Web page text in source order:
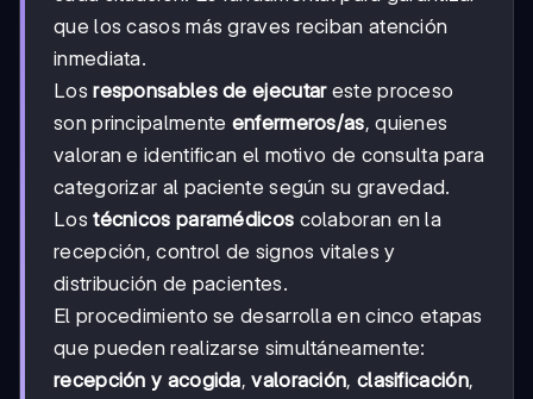
que los casos más graves reciban atención
inmediata.
Losresponsables de ejecutareste proceso
son principalmente enfermeros/as, quienes
valoran e identifican el motivo de consulta para
categorizar al paciente según su gravedad.
Lostécnicos paramédicos colaboran en la
recepción, control de signos vitales y
distribución de pacientes.
El procedimiento se desarrolla en cinco etapas
que pueden realizarse simultáneamente:
recepción y acogida,valoración, clasificación,